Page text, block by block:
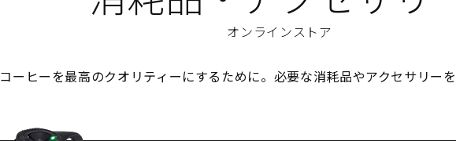
オンラインストア
コーヒーを最高のクオリティーにするために。必要な消耗品やアクセサリーを